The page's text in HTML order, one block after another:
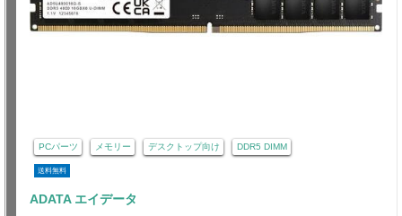
PCパーツ メモリー デスクトップ向け DDR5 DIMM
送料無料
ADATA エイデータ